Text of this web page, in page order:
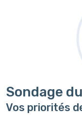
Sondage
Vos priorités